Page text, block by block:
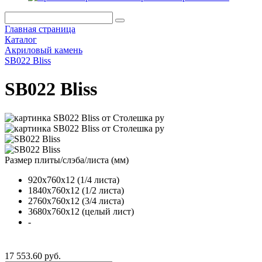
Главная страница
Каталог
Акриловый камень
SB022 Bliss
SB022 Bliss
Размер плиты/слэба/листа (мм)
920х760х12 (1/4 листа)
1840х760х12 (1/2 листа)
2760х760х12 (3/4 листа)
3680х760х12 (целый лист)
-
17 553.60 руб.